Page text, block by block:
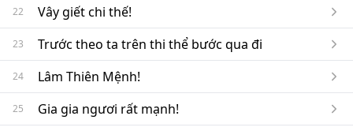
22 Vây giết chi thế!
23 Trước theo ta trên thi thể bước qua đi
24 Lâm Thiên Mệnh!
25 Gia gia ngươi rất mạnh!